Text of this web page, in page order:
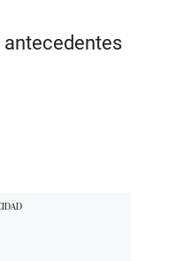
antecedentes